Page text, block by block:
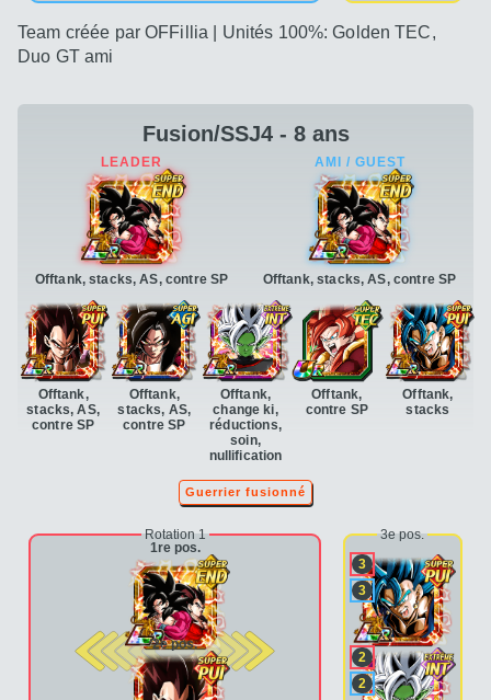
Team créée par OFFillia | Unités 100%: Golden TEC,
Duo GT ami
Fusion/SSJ4 - 8 ans
Offtank, stacks, AS, contre SP
Offtank,
stacks, AS,
contre SP
Offtank,
stacks, AS,
contre SP
Offtank,
change ki,
réductions,
soin,
nullification
Offtank,
contre SP
Offtank,
stacks
Offtank, stacks, AS, contre SP
Guerrier fusionné
Rotation 1
1re pos.
2e pos.
3e pos.
3
3
2
2